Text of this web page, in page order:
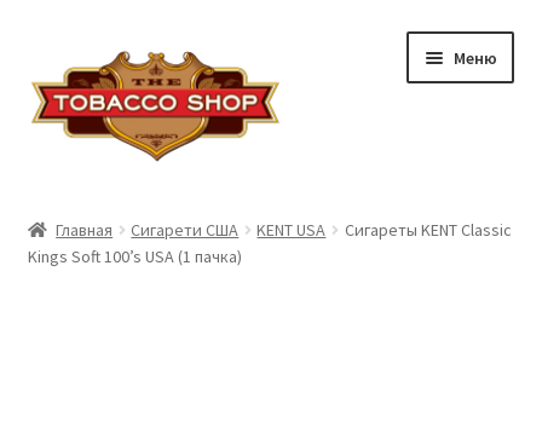
навигации
содержимому
Меню
Сигареты Армения
Главная Сигарети США KENT USA
Сигареты KENT Classic
Kings Soft 100’s USA (1 пачка)